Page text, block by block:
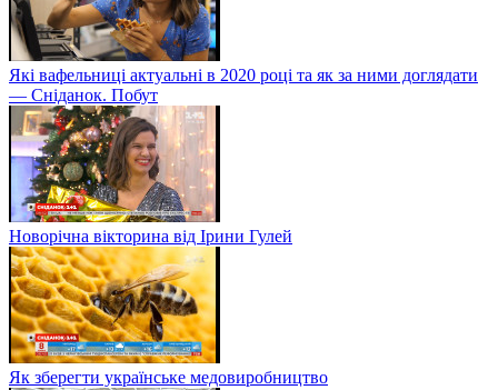
Які вафельниці актуальні в 2020 році та як за ними доглядати
— Сніданок. Побут
Новорічна вікторина від Ірини Гулей
Як зберегти українське медовиробництво